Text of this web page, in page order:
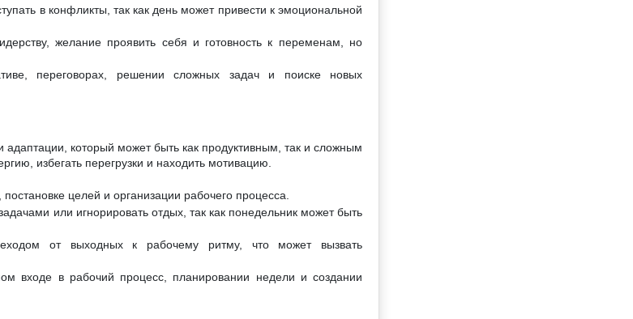
в конфликты, так как день может привести к эмоциональной
желание проявить себя и готовность к переменам, но
переговорах, решении сложных задач и поиске новых
который может быть как продуктивным, так и сложным
избегать перегрузки и находить мотивацию.
целей и организации рабочего процесса.
или игнорировать отдых, так как понедельник может быть
от выходных к рабочему ритму, что может вызвать
входе в рабочий процесс, планировании недели и создании